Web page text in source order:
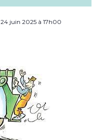
24 juin 2025 à 17h00